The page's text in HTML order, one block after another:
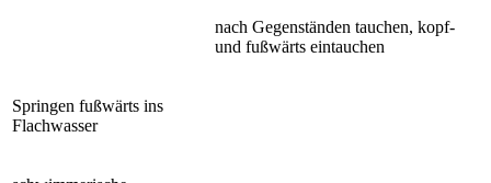
nach Gegenständen tauchen, kopf-
und fußwärts eintauchen
Springen fußwärts ins
Flachwasser